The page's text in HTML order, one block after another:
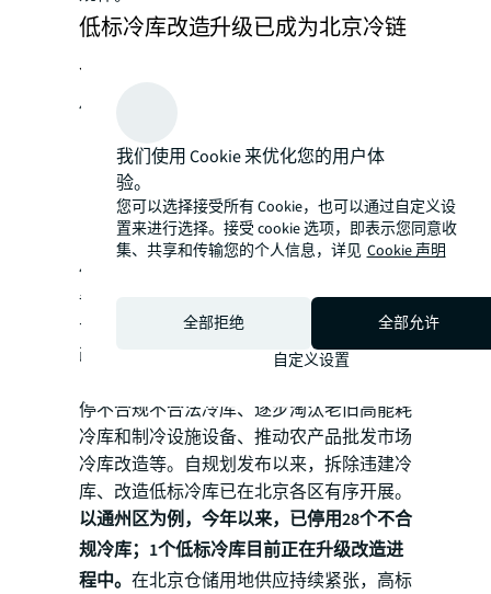
低标冷库改造升级已成为北京冷链
仓储市场的必然趋势
低标冷库并非全无可取之处。如：
低；
对租户方来说：
便的租赁手续可以灵活地满足来自北京
市不同区域、不同类型的租户需求。
但是，为了妥善解决低标冷库中硬件设施设
备陈旧老化，能耗高，安全隐患较多；缺乏
专业管理人员导致运营效率低下等问题，其
改造升级已势在必行。由国务院发布的
停不合规不合法冷库、逐步淘汰老旧高能耗
冷库和制冷设施设备、推动农产品批发市场
冷库改造等。自规划发布以来，拆除违建冷
库、改造低标冷库已在北京各区有序开展。
以通州区为例，今年以来，已停用28个不合
规冷库；1个低标冷库目前正在升级改造进
程中。 在北京仓储用地供应持续紧张，高标
我们使用 Cookie 来优化您的用户体
验。
您可以选择接受所有 Cookie，也可以通过自定义设
置来进行选择。接受 cookie 选项，即表示您同意收
集、共享和传输您的个人信息，详见 Cookie 声明
全部拒绝
全部允许
自定义设置